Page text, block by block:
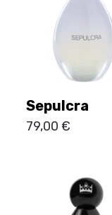
Sepulcra
79,00€